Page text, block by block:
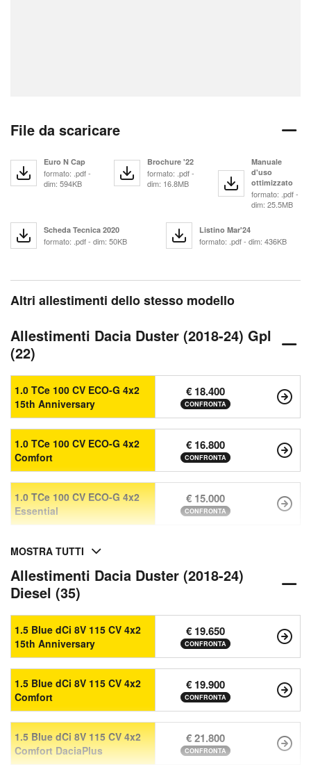
File da scaricare
Euro N Cap
formato: .pdf -
dim: 594KB
Brochure '22
formato: .pdf -
dim: 16.8MB
Manuale
d'uso
ottimizzato
formato: .pdf -
dim: 25.5MB
Scheda Tecnica 2020
formato: .pdf - dim: 50KB
Listino Mar'24
formato: .pdf - dim: 436KB
Altri allestimenti dello stesso modello
Allestimenti Dacia Duster (2018-24) Gpl
(22)
1.0 TCe 100 CV ECO-G 4x2
15th Anniversary
€ 18.400
CONFRONTA
1.0 TCe 100 CV ECO-G 4x2
Comfort
€ 16.800
CONFRONTA
1.0 TCe 100 CV ECO-G 4x2
Essential
€ 15.000
CONFRONTA
MOSTRA TUTTI
Allestimenti Dacia Duster (2018-24)
Diesel (35)
1.5 Blue dCi 8V 115 CV 4x2
15th Anniversary
€ 19.650
CONFRONTA
1.5 Blue dCi 8V 115 CV 4x2
Comfort
€ 19.900
CONFRONTA
1.5 Blue dCi 8V 115 CV 4x2
Comfort DaciaPlus
€ 21.800
CONFRONTA